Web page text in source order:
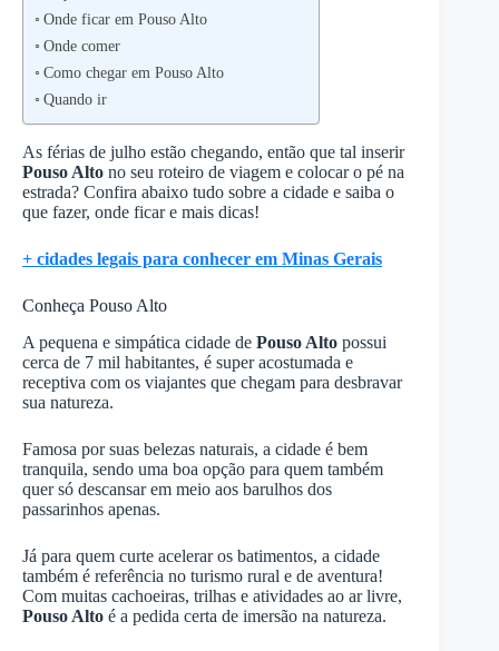
Onde ficar em Pouso Alto
Onde comer
Como chegar em Pouso Alto
Quando ir
As férias de julho estão chegando, então que tal inserir
Pouso Alto no seu roteiro de viagem e colocar o pé na
estrada? Confira abaixo tudo sobre a cidade e saiba o
que fazer, onde ficar e mais dicas!
+ cidades legais para conhecer em Minas Gerais
Conheça Pouso Alto
A pequena e simpática cidade de Pouso Alto possui
cerca de 7 mil habitantes, é super acostumada e
receptiva com os viajantes que chegam para desbravar
sua natureza.
Famosa por suas belezas naturais, a cidade é bem
tranquila, sendo uma boa opção para quem também
quer só descansar em meio aos barulhos dos
passarinhos apenas.
Já para quem curte acelerar os batimentos, a cidade
também é referência no turismo rural e de aventura!
Com muitas cachoeiras, trilhas e atividades ao ar livre,
Pouso Alto é a pedida certa de imersão na natureza.